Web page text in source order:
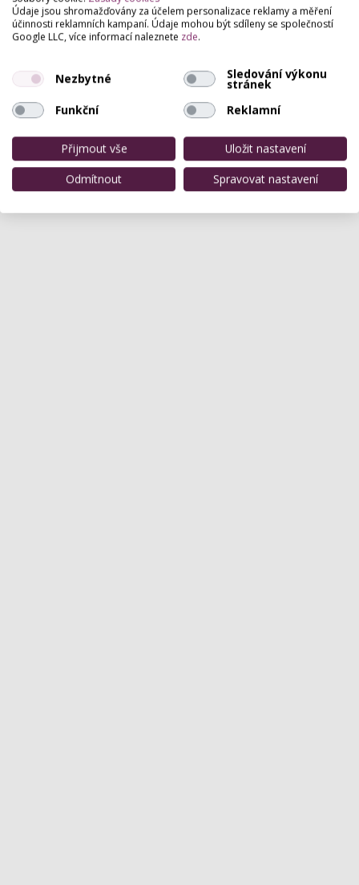
Hodnocení salónu
Zatím zde není žádné hodnocení.
Údaje jsou shromažďovány za účelem personalizace reklamy a měření
účinnosti reklamních kampaní. Údaje mohou být sdíleny se společností
Google LLC, více informací naleznete zde.
Nezbytné Sledování výkonu
stránek
Funkční
Reklamní
Přijmout vše
Uložit nastavení
Odmítnout
Spravovat nastavení